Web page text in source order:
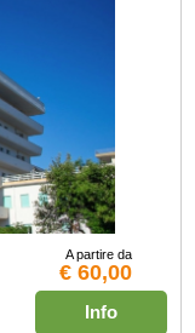
A partire da
€ 60,00
Info